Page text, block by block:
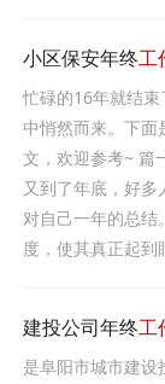
小区保安年终工
忙碌的16年就结
中悄然而来。下
文，欢迎参考~ 篇
又到了年底，好
对自己一年的总结
度，使其真正起到
建投公司年终工
是阜阳市城市建